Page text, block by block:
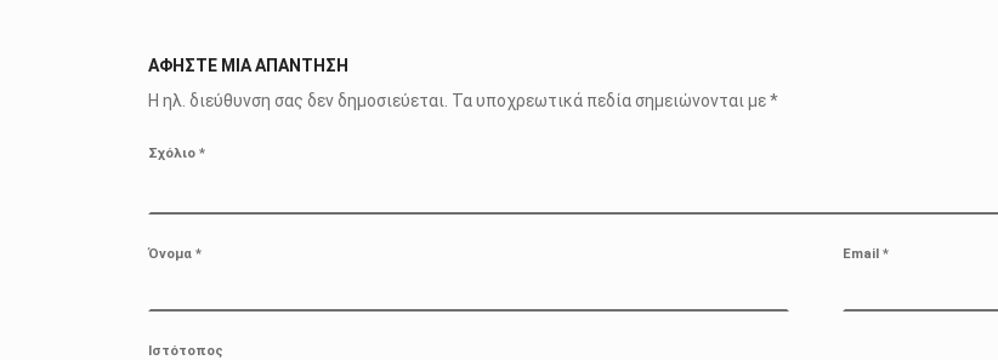
ΑΦΉΣΤΕ ΜΙΑ ΑΠΆΝΤΗΣΗ
Η ηλ. διεύθυνση σας δεν δημοσιεύεται. Τα υποχρεωτικά πεδία σημειώνονται με*
Σχόλιο *
Όνομα * Email *
Ιστότοπος